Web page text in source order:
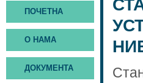
ПОЧЕТНА
О НАМА
ДОКУМЕНТА